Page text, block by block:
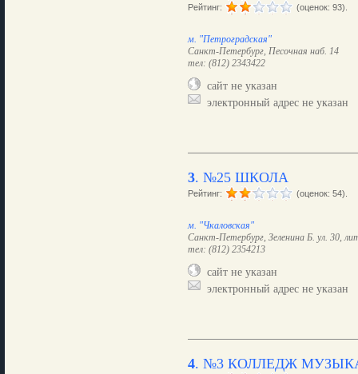
Рейтинг: (оценок: 93).
м. "Петроградская"
Санкт-Петербург, Песочная наб. 14
тел: (812) 2343422
сайт не указан
электронный адрес не указан
3. №25 ШКОЛА
Рейтинг: (оценок: 54).
м. "Чкаловская"
Санкт-Петербург, Зеленина Б. ул. 30,
тел: (812) 2354213
сайт не указан
электронный адрес не указан
4. №3 КОЛЛЕДЖ